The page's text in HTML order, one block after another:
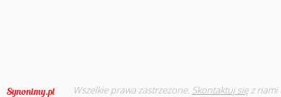
Wszelkie prawa zastrzeżone. Skontaktuj sięz nami